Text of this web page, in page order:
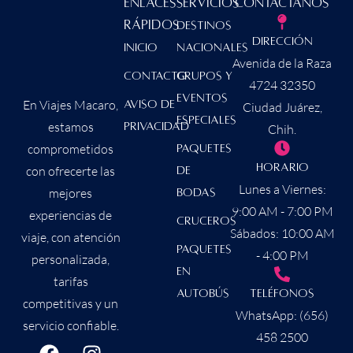
En Viajes Macaro,
estamos
comprometidos
con ofrecerte las
mejores
experiencias de
viaje, con atención
personalizada,
tarifas
competitivas y un
servicio confiable.
Servicios
Destinos
Nacionales
Grupos y
Eventos
Especiales
Paquetes
de
Bodas
Cruceros
Paquetes
en
Autobús
Enlaces
Rápidos
Inicio
contacto
Aviso de
Privacidad
Contáctanos
Dirección
Avenida de la Raza
4724 32350
Ciudad Juárez,
Chih.
Horario
Lunes a Viernes:
9:00 AM - 7:00 PM
Sábados: 10:00 AM
- 4:00 PM
Teléfonos
WhatsApp: (656)
458 2500